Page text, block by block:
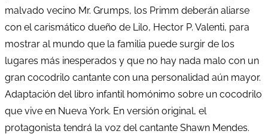
malvado vecino Mr. Grumps, los Primm deberán aliarse
con el carismático dueño de Lilo, Hector P. Valenti, para
mostrar al mundo que la familia puede surgir de los
lugares más inesperados y que no hay nada malo con un
gran cocodrilo cantante con una personalidad aún mayor.
Adaptación del libro infantil homónimo sobre un cocodrilo
que vive en Nueva York. En versión original, el
protagonista tendrá la voz del cantante Shawn Mendes.